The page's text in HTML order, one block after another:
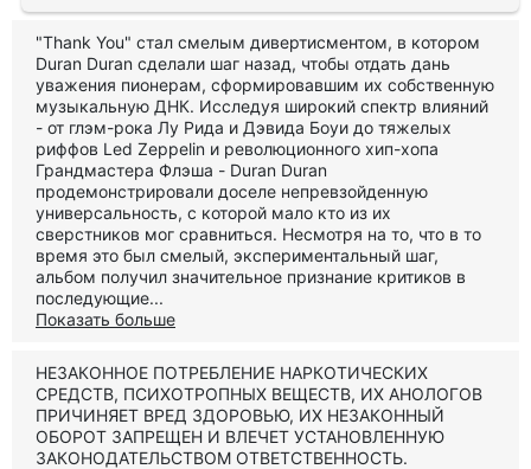
"Thank You" стал смелым дивертисментом, в котором
Duran Duran сделали шаг назад, чтобы отдать дань
уважения пионерам, сформировавшим их собственную
музыкальную ДНК. Исследуя широкий спектр влияний
- от глэм-рока Лу Рида и Дэвида Боуи до тяжелых
риффов Led Zeppelin и революционного хип-хопа
Грандмастера Флэша - Duran Duran
продемонстрировали доселе непревзойденную
универсальность, с которой мало кто из их
сверстников мог сравниться. Несмотря на то, что в то
время это был смелый, экспериментальный шаг,
альбом получил значительное признание критиков в
последующие...
Показать больше
НЕЗАКОННОЕ ПОТРЕБЛЕНИЕ НАРКОТИЧЕСКИХ
СРЕДСТВ, ПСИХОТРОПНЫХ ВЕЩЕСТВ, ИХ АНОЛОГОВ
ПРИЧИНЯЕТ ВРЕД ЗДОРОВЬЮ, ИХ НЕЗАКОННЫЙ
ОБОРОТ ЗАПРЕЩЕН И ВЛЕЧЕТ УСТАНОВЛЕННУЮ
ЗАКОНОДАТЕЛЬСТВОМ ОТВЕТСТВЕННОСТЬ.